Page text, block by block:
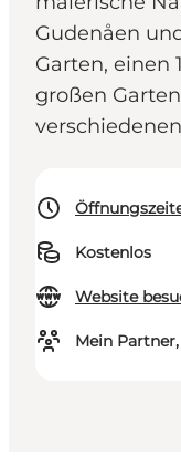
Gudenåen
Garten, einen
großen
Kostenlos
Website
Mein